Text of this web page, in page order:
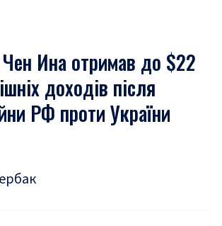
Ина отримав до $22
доходів після
РФ проти України